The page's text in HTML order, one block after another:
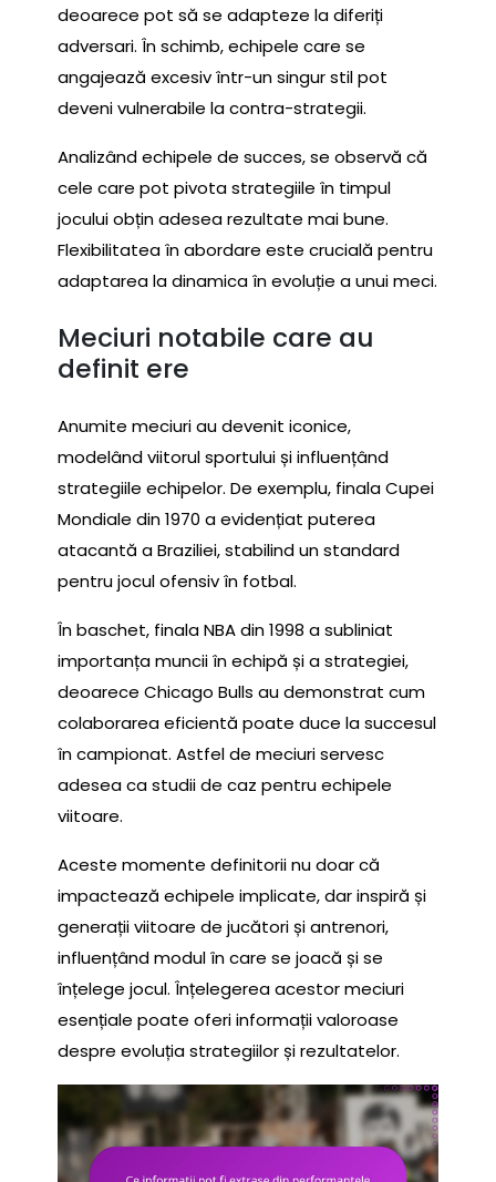
deoarece pot să se adapteze la diferiți
adversari. În schimb, echipele care se
angajează excesiv într-un singur stil pot
deveni vulnerabile la contra-strategii.
Analizând echipele de succes, se observă că
cele care pot pivota strategiile în timpul
jocului obțin adesea rezultate mai bune.
Flexibilitatea în abordare este crucială pentru
adaptarea la dinamica în evoluție a unui meci.
Meciuri notabile care au
definit ere
Anumite meciuri au devenit iconice,
modelând viitorul sportului și influențând
strategiile echipelor. De exemplu, finala Cupei
Mondiale din 1970 a evidențiat puterea
atacantă a Braziliei, stabilind un standard
pentru jocul ofensiv în fotbal.
În baschet, finala NBA din 1998 a subliniat
importanța muncii în echipă și a strategiei,
deoarece Chicago Bulls au demonstrat cum
colaborarea eficientă poate duce la succesul
în campionat. Astfel de meciuri servesc
adesea ca studii de caz pentru echipele
viitoare.
Aceste momente definitorii nu doar că
impactează echipele implicate, dar inspiră și
generații viitoare de jucători și antrenori,
influențând modul în care se joacă și se
înțelege jocul. Înțelegerea acestor meciuri
esențiale poate oferi informații valoroase
despre evoluția strategiilor și rezultatelor.